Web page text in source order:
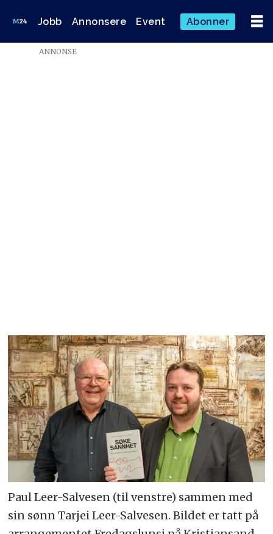
Jobb Annonsere Event Abonner
ANNONSE
Paul Leer-Salvesen (til venstre) sammen med
sin sønn Tarjei Leer-Salvesen. Bildet er tatt på